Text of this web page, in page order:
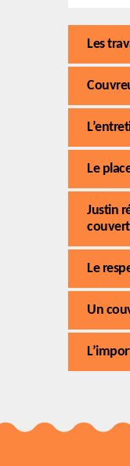
Les
Le
Justin
Le
Un